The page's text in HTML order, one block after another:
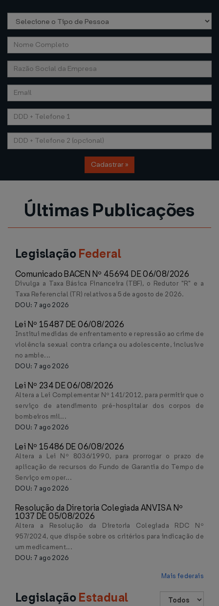
Cadastrar »
Últimas Publicações
LegislaçãoFederal
Comunicado BACEN Nº 45694 DE 06/08/2026
Divulga a Taxa Básica Financeira (TBF), o Redutor "R" e a
Taxa Referencial (TR) relativos a 5 de agosto de 2026.
DOU: 7 ago 2026
Lei Nº 15487 DE 06/08/2026
Institui medidas de enfrentamento e repressão ao crime de
violência sexual contra criança ou adolescente, inclusive
no ambie...
DOU: 7 ago 2026
Lei Nº 234 DE 06/08/2026
Altera a Lei Complementar Nº 141/2012, para permitir que o
serviço de atendimento pré-hospitalar dos corpos de
bombeiros mil...
DOU: 7 ago 2026
Lei Nº 15486 DE 06/08/2026
Altera a Lei Nº 8036/1990, para prorrogar o prazo de
aplicação de recursos do Fundo de Garantia do Tempo de
Serviço em oper...
DOU: 7 ago 2026
Resolução da Diretoria Colegiada ANVISA Nº
1037 DE 05/08/2026
Altera a Resolução da Diretoria Colegiada RDC Nº
957/2024, que dispõe sobre os critérios para indicação de
um medicament...
DOU: 7 ago 2026
Mais federais
LegislaçãoEstadual